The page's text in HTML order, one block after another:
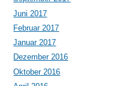
Juni 2017
Februar 2017
Januar 2017
Dezember 2016
Oktober 2016